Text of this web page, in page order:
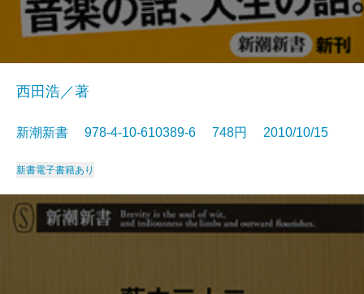
西田浩／著
新潮新書 978-4-10-610389-6 748円 2010/10/15
新書電子書籍あり